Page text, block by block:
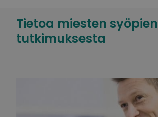
Tietoa miesten syöpien
tutkimuksesta